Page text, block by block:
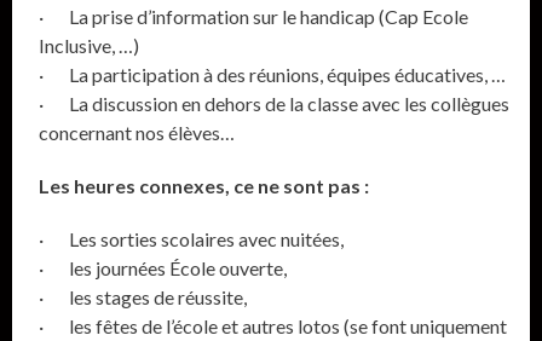
· La prise d’information sur le handicap (Cap Ecole
Inclusive, …)
· La participation à des réunions, équipes éducatives, …
· La discussion en dehors de la classe avec les collègues
concernant nos élèves…
Les heures connexes, ce ne sont pas :
· Les sorties scolaires avec nuitées,
· les journées École ouverte,
· les stages de réussite,
· les fêtes de l’école et autres lotos (se font uniquement